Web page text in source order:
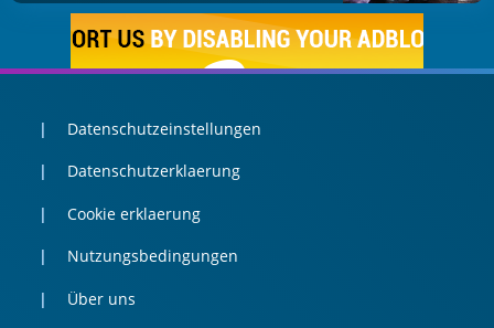
Datenschutzeinstellungen
Datenschutzerklaerung
Cookie erklaerung
Nutzungsbedingungen
Über uns